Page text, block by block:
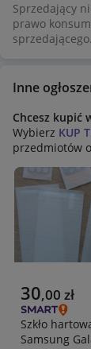
Sprzedający
prawo
sprzedającego.
Inne
Chcesz kupić
Wybierz KUP
przedmiotów
Aktualna cena
30,00 zł
Szkło
Samsung